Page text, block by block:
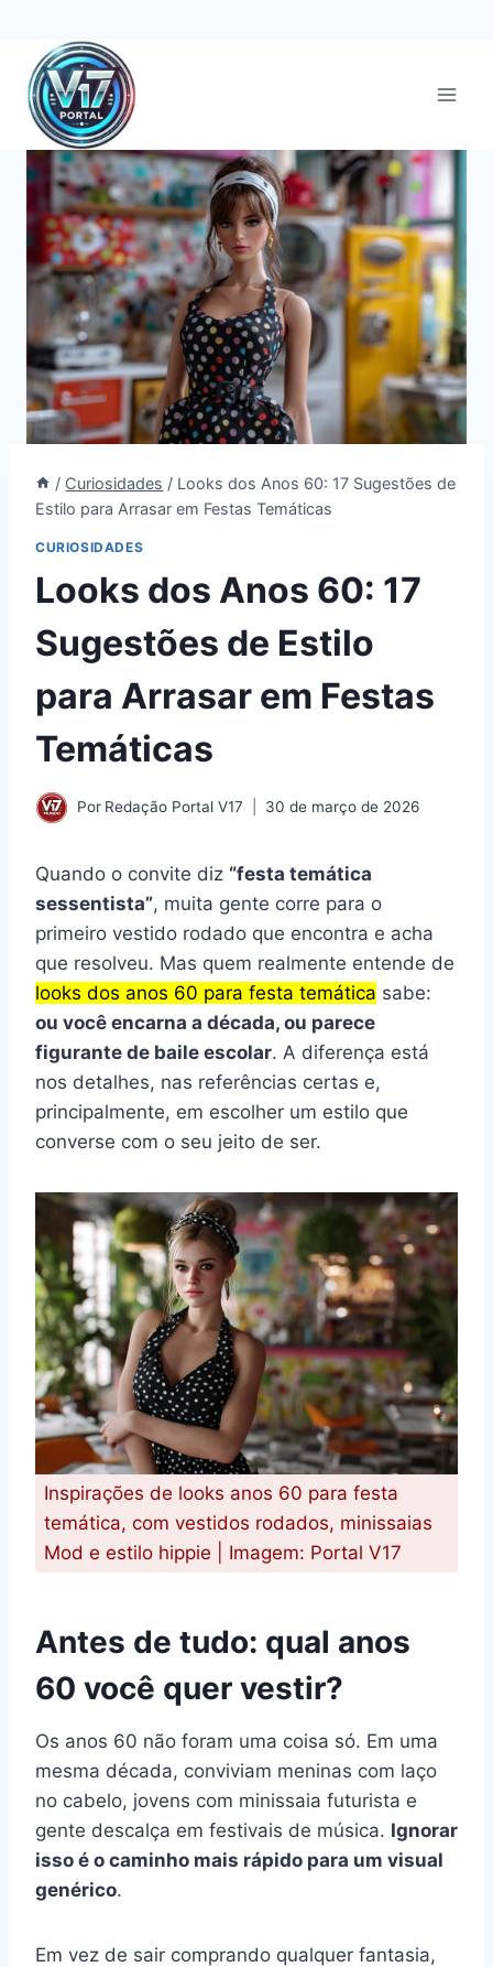
Pular
para
Conteúdo
/ Curiosidades / Looks dos Anos 60: 17 Sugestões de
Estilo para Arrasar em Festas Temáticas
CURIOSIDADES
Looks dos Anos 60: 17
Sugestões de Estilo
para Arrasar em Festas
Temáticas
Por Redação Portal V17 30 de março de 2026
Quando o convite diz “festa temática
sessentista”, muita gente corre para o
primeiro vestido rodado que encontra e acha
que resolveu. Mas quem realmente entende de
looks dos anos 60 para festa temática sabe:
ou você encarna a década, ou parece
figurante de baile escolar. A diferença está
nos detalhes, nas referências certas e,
principalmente, em escolher um estilo que
converse com o seu jeito de ser.
Inspirações de looks anos 60 para festa
temática, com vestidos rodados, minissaias
Mod e estilo hippie | Imagem: Portal V17
Antes de tudo: qual anos
60 você quer vestir?
Os anos 60 não foram uma coisa só. Em uma
mesma década, conviviam meninas com laço
no cabelo, jovens com minissaia futurista e
gente descalça em festivais de música. Ignorar
isso é o caminho mais rápido para um visual
genérico.
Em vez de sair comprando qualquer fantasia,